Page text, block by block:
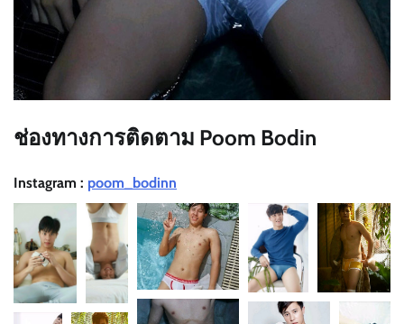
ช่องทางการติดตาม Poom Bodin
Instagram : poom_bodinn